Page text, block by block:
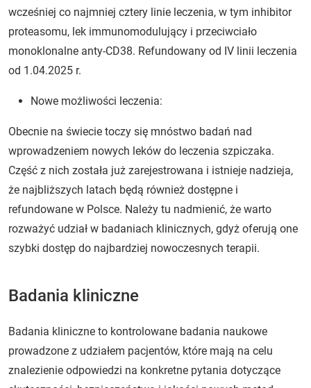
wcześniej co najmniej cztery linie leczenia, w tym inhibitor
proteasomu, lek immunomodulujący i przeciwciało
monoklonalne anty-CD38. Refundowany od IV linii leczenia
od 1.04.2025 r.
Nowe możliwości leczenia:
Obecnie na świecie toczy się mnóstwo badań nad
wprowadzeniem nowych leków do leczenia szpiczaka.
Część z nich została już zarejestrowana i istnieje nadzieja,
że najbliższych latach będą również dostępne i
refundowane w Polsce. Należy tu nadmienić, że warto
rozważyć udział w badaniach klinicznych, gdyż oferują one
szybki dostęp do najbardziej nowoczesnych terapii.
Badania kliniczne
Badania kliniczne to kontrolowane badania naukowe
prowadzone z udziałem pacjentów, które mają na celu
znalezienie odpowiedzi na konkretne pytania dotyczące